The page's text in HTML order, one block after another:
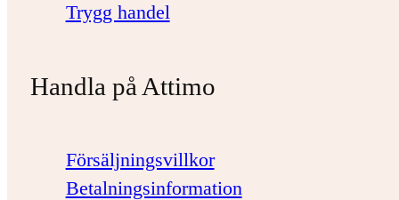
Trygg handel
Handla på Attimo
Försäljningsvillkor
Betalningsinformation